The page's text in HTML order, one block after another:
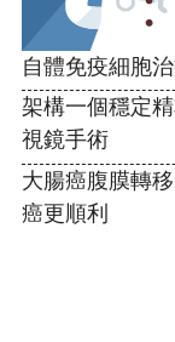
自體免疫細胞
架構一個穩定
視鏡手術
大腸癌腹膜轉
癌更順利